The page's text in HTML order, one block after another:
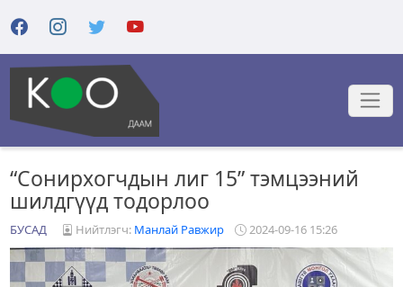
“Сонирхогчдын лиг 15” тэмцээний
шилдгүүд тодорлоо
БУСАД Нийтлэгч: Манлай Равжир 2024-09-16 15:26